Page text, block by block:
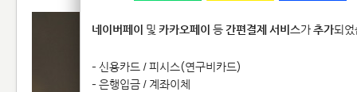
네이버페이 및 카카오페이 등간편결제 서비스가추가되
- 신용카드 / 피시스(연구비카드)
- 은행입금 / 계좌이체